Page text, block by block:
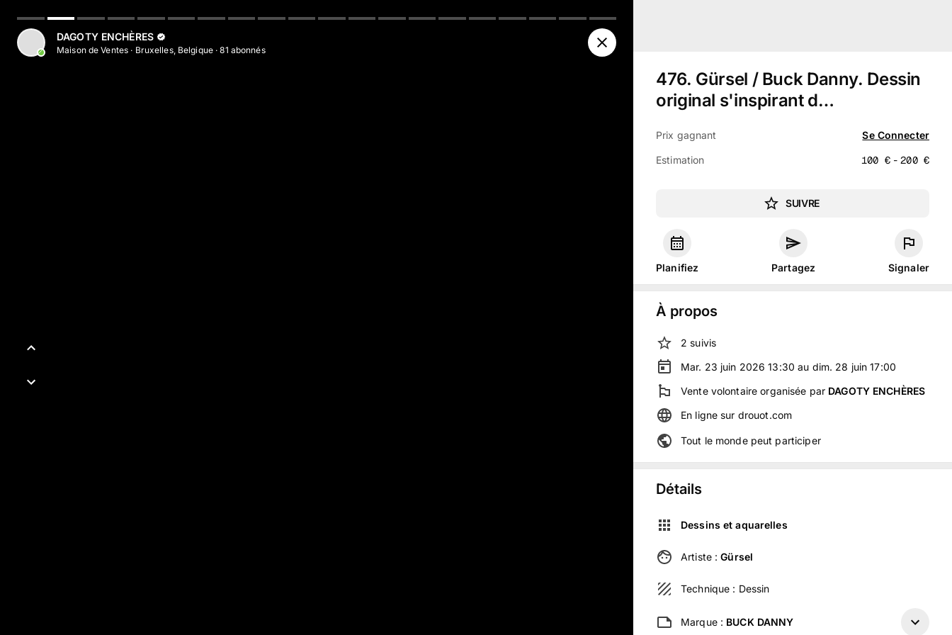
DAGOTY ENCHÈRES
Maison de Ventes · Bruxelles, Belgique ·81 abonnés
476. Gürsel / Buck Danny. Dessin
original s'inspirant d…
Prix gagnant Se Connecter
Estimation 100 €-200 €
SUIVRE
Planifiez Partagez Signaler
À propos
2 suivis
Mar. 23 juin 2026 13:30 au dim. 28 juin 17:00
Vente volontaire organisée par DAGOTY ENCHÈRES
En ligne sur drouot.com
Tout le monde peut participer
Détails
Dessins et aquarelles
Artiste :Gürsel
Technique : Dessin
Marque : BUCK DANNY